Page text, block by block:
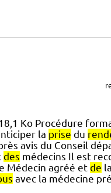
Ko Procédure
la prise du
avis du Conseil
des médecins Il est
Médecin agréé et de
avec la médecine